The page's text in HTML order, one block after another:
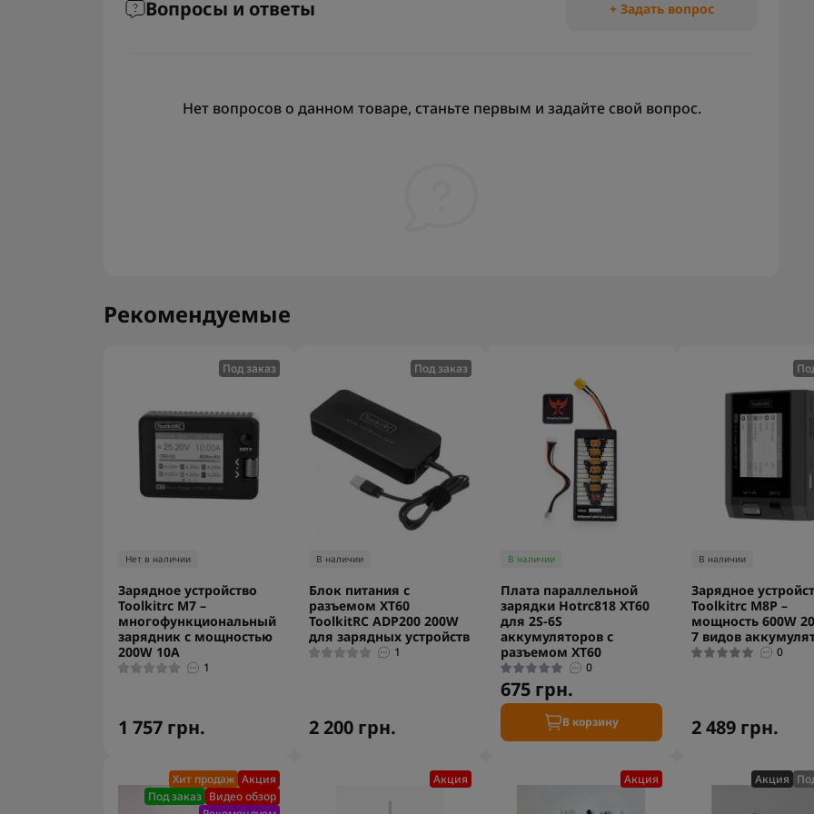
Вопросы и ответы + Задать вопрос
Нет вопросов о данном товаре, станьте первым и задайте свой вопрос.
Рекомендуемые
Под заказ
Нет в наличии
Зарядное устройство
Toolkitrc M7 –
многофункциональный
зарядник с мощностью
200W 10A
1
1 757 грн.
Под заказ
В наличии
Блок питания с
разъемом XT60
ToolkitRC ADP200 200W
для зарядных устройств
1
2 200 грн.
В наличии
Плата параллельной
зарядки Hotrc818 XT60
для 2S-6S
аккумуляторов с
разъемом XT60
0
675 грн.
В корзину
В наличии
Зарядное
Toolkitrc M8P –
мощность 600W
7 видов
0
2 489 грн.
Хит продаж Акция
Под заказ Видео обзор
Акция Акция Акция